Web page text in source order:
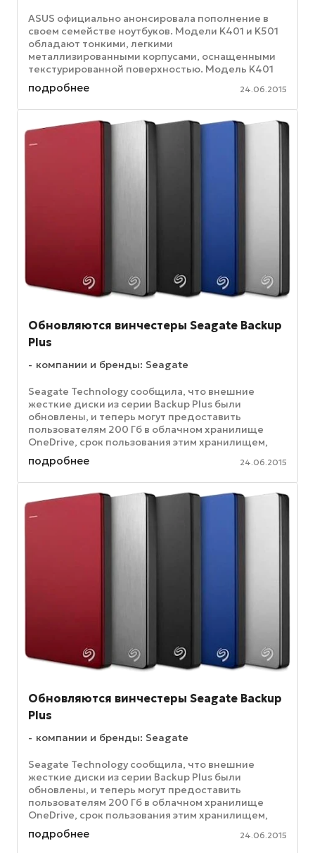
ASUS официально анонсировала пополнение в
своем семействе ноутбуков. Модели K401 и K501
обладают тонкими, легкими
металлизированными корпусами, оснащенными
текстурированной поверхностью. Модель K401
обладает 14-дюймовым дисплеем, а диагональ
экрана ...
подробнее 24.06.2015
Обновляются винчестеры Seagate Backup
Plus
компании и бренды: Seagate
Seagate Technology сообщила, что внешние
жесткие диски из серии Backup Plus были
обновлены, и теперь могут предоставить
пользователям 200 Гб в облачном хранилище
OneDrive, срок пользования этим хранилищем,
предлагаемый пользователю, насчитывает два ...
подробнее 24.06.2015
Обновляются винчестеры Seagate Backup
Plus
компании и бренды: Seagate
Seagate Technology сообщила, что внешние
жесткие диски из серии Backup Plus были
обновлены, и теперь могут предоставить
пользователям 200 Гб в облачном хранилище
OneDrive, срок пользования этим хранилищем,
предлагаемый пользователю, насчитывает два ...
подробнее 24.06.2015